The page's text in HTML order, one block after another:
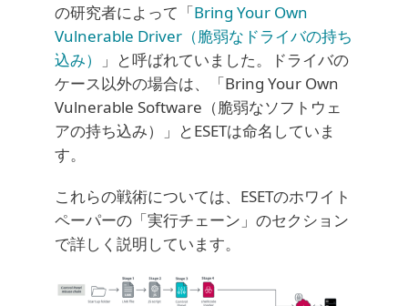
の研究者によって「Bring Your Own
Vulnerable Driver（脆弱なドライバの持ち
込み）
」と呼ばれていました。ドライバの
ケース以外の場合は、「Bring Your Own
Vulnerable Software（脆弱なソフトウェ
アの持ち込み）」とESETは命名していま
す。
これらの戦術については、ESETのホワイト
ペーパーの「実行チェーン」のセクション
で詳しく説明しています。